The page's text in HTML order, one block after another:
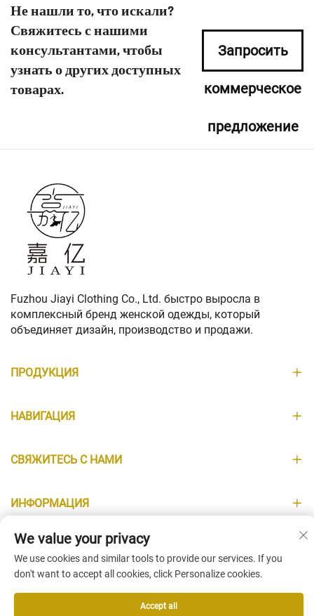
Не нашли то, что искали?
Свяжитесь с нашими
консультантами, чтобы
узнать о других доступных
товарах.
Запросить
коммерческое
предложение
Fuzhou Jiayi Clothing Co., Ltd. быстро выросла в
комплексный бренд женской одежды, который
объединяет дизайн, производство и продажи.
ПРОДУКЦИЯ
НАВИГАЦИЯ
СВЯЖИТЕСЬ С НАМИ
ИНФОРМАЦИЯ
Copyright © Fuzhou Jiayi Clothing Co., Ltd. All Rights Reserved -
We value your privacy
We use cookies and similar tools to provide our services. If you
don't want to accept all cookies, click Personalize cookies.
Accept all